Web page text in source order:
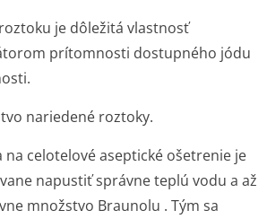
je dôležitá vlastnosť
prítomnosti dostupného jódu
nariedené roztoky.
celotelové aseptické ošetrenie je
napustiť správne teplú vodu a až
množstvo Braunolu . Tým sa